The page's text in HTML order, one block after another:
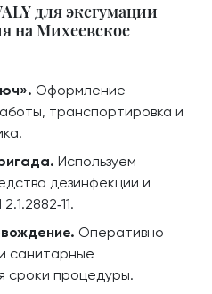
для эксгумации
на Михеевское
Оформление
транспортировка и
Используем
дезинфекции и
Оперативно
санитарные
сроки процедуры.